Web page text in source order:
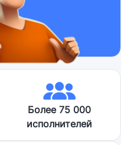
Более 75 000
исполнителей